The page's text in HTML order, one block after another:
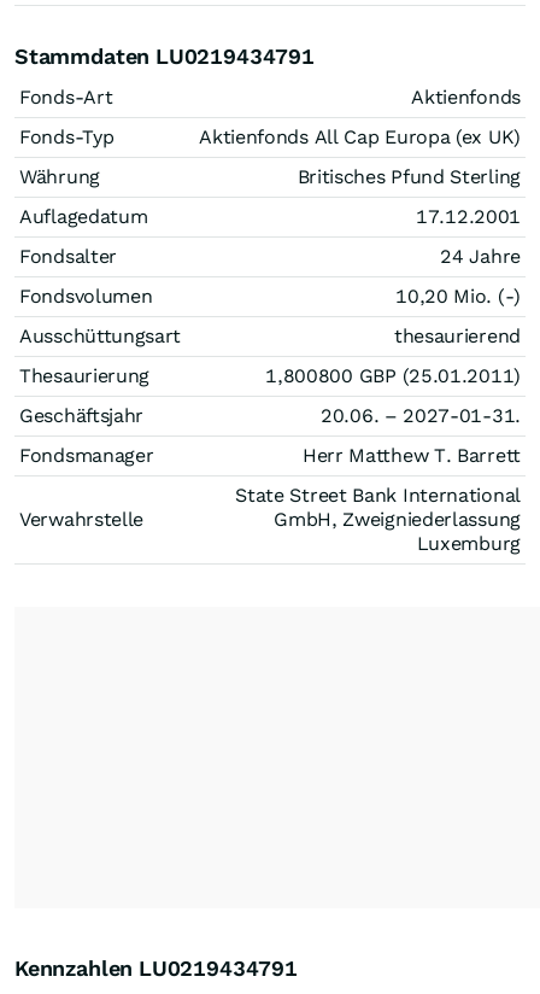
Stammdaten LU0219434791
Fonds-Art
Aktienfonds
Fonds-Typ
Aktienfonds All Cap Europa (ex UK)
Währung
Britisches Pfund Sterling
Auflagedatum
17.12.2001
Fondsalter
24 Jahre
Fondsvolumen
10,20 Mio. (-)
Ausschüttungsart
thesaurierend
Thesaurierung
1,800800 GBP (25.01.2011)
Geschäftsjahr
20.06. – 2027-01-31.
Fondsmanager
Herr Matthew T. Barrett
Verwahrstelle
State Street Bank International
GmbH, Zweigniederlassung
Luxemburg
Kennzahlen LU0219434791